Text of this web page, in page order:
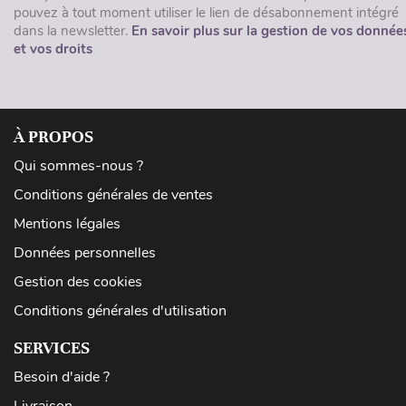
pouvez à tout moment utiliser le lien de désabonnement intégré
dans la newsletter. En savoir plus sur la gestion de vos
et vos droits
À PROPOS
Qui sommes-nous ?
Conditions générales de ventes
Mentions légales
Données personnelles
Gestion des cookies
Conditions générales d'utilisation
SERVICES
Besoin d'aide ?